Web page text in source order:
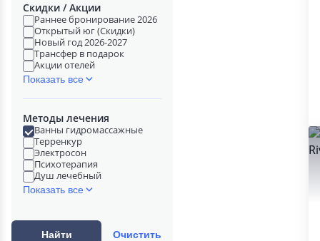
Скидки / Акции
Раннее бронирование 2026
Открытый юг (Скидки)
Новый год 2026-2027
Трансфер в подарок
Акции отелей
Показать все
Методы лечения
Ванны гидромассажные
Терренкур
Электросон
Психотерапия
Душ лечебный
Показать все
Найти Очистить